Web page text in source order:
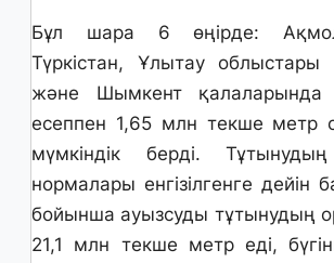
Бұл шара 6 өңірде:
Түркістан, Ұлытау
және Шымкент қалаларында
есеппен 1,65 млн текше метр
мүмкіндік берді.
нормалары енгізілгенге дейін
бойынша ауызсуды тұтынудың
21,1 млн текше метр еді,